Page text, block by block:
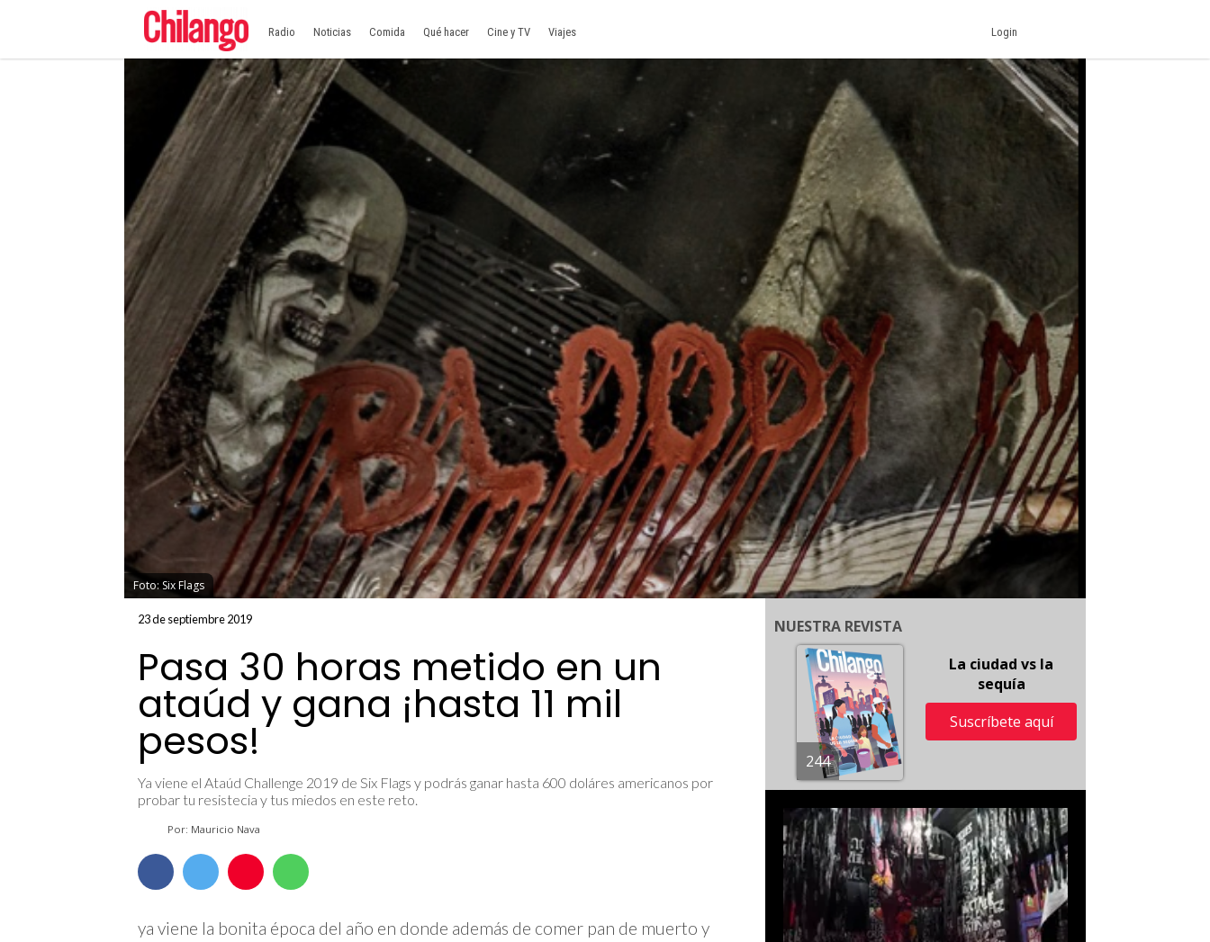
Radio Noticias Comida Qué hacer Cine y TV Viajes Login
Foto: Six Flags
23 de septiembre 2019
Pasa 30 horas metido en un
ataúd y gana ¡hasta 11 mil
pesos!
Ya viene el Ataúd Challenge 2019 de Six Flags y podrás ganar hasta 600 doláres americanos por
probar tu resistecia y tus miedos en este reto.
Por: Mauricio Nava
ya viene la bonita época del año en donde además de comer pan de muerto y
NUESTRA REVISTA
244
La ciudad vs la
sequía
Suscríbete aquí